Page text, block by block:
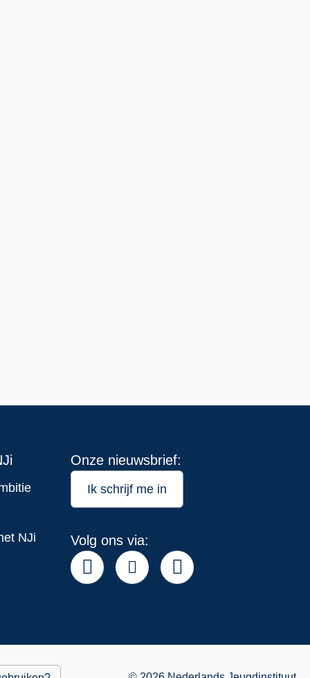
NJi
Onze nieuwsbrief:
Ik schrijf me in
Volg ons via: